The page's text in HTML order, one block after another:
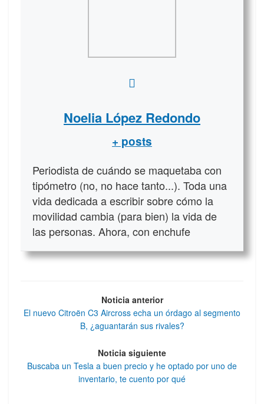
Noelia López Redondo
+ posts
Periodista de cuándo se maquetaba con
tipómetro (no, no hace tanto...). Toda una
vida dedicada a escribir sobre cómo la
movilidad cambia (para bien) la vida de
las personas. Ahora, con enchufe
Noticia anterior
El nuevo Citroën C3 Aircross echa un órdago al segmento
B, ¿aguantarán sus rivales?
Noticia siguiente
Buscaba un Tesla a buen precio y he optado por uno de
inventario, te cuento por qué